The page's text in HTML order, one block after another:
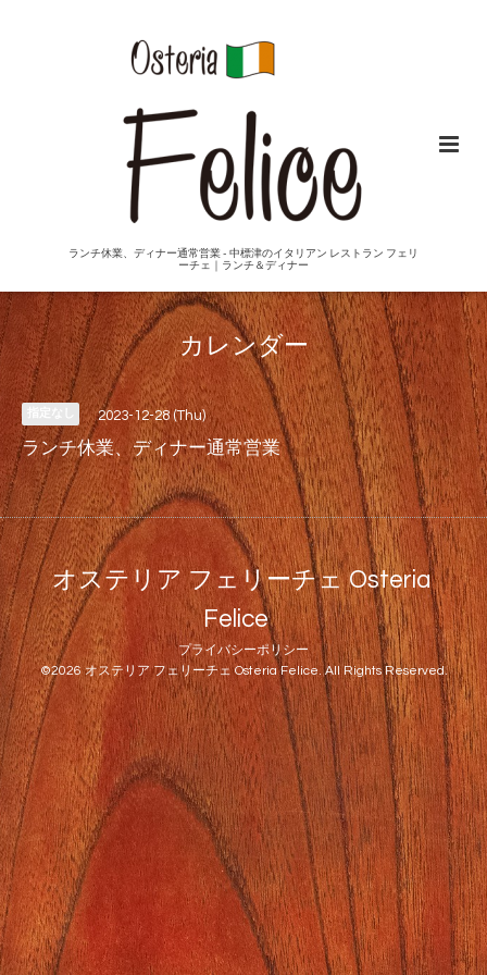
ランチ休業、ディナー通常営業 - 中標津のイタリアン レストラン フェリ
ーチェ｜ランチ＆ディナー
カレンダー
2023-12-28 (Thu)
ランチ休業、ディナー通常営業
オステリア フェリーチェ Osteria
Felice
プライバシーポリシー
©2026オステリア フェリーチェ Osteria Felice. All Rights Reserved.